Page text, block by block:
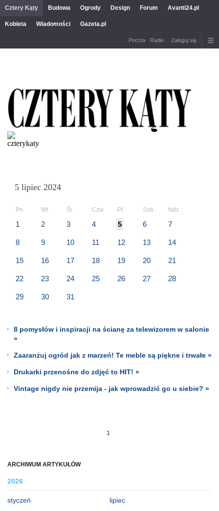
Cztery Kąty Budowa Ogrody Design Forum Avanti24.pl
Kobieta Wiadomości Gazeta.pl
Poczta Radio Zaloguj się
ARCHIWUM ARTYKUŁÓW
2026
styczeń lipiec
5 lipiec 2024
Pn Wt Śr Czw Pt Sob Ndz
1 2 3 4 5 6 7
8 9 10 11 12 13 14
15 16 17 18 19 20 21
22 23 24 25 26 27 28
29 30 31
8 pomysłów i inspiracji na ścianę za telewizorem w salonie
»
Zaaranżuj ogród jak z marzeń! Te meble są piękne i trwałe »
Drukarki przenośne do zdjęć to HIT! »
Vintage nigdy nie przemija - jak wprowadzić go u siebie? »
1